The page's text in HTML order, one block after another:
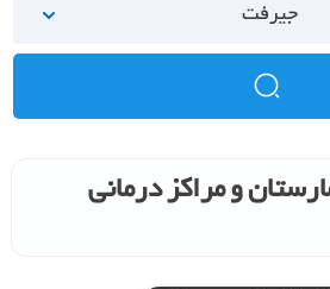
جیرفت
و مراکز درمانی